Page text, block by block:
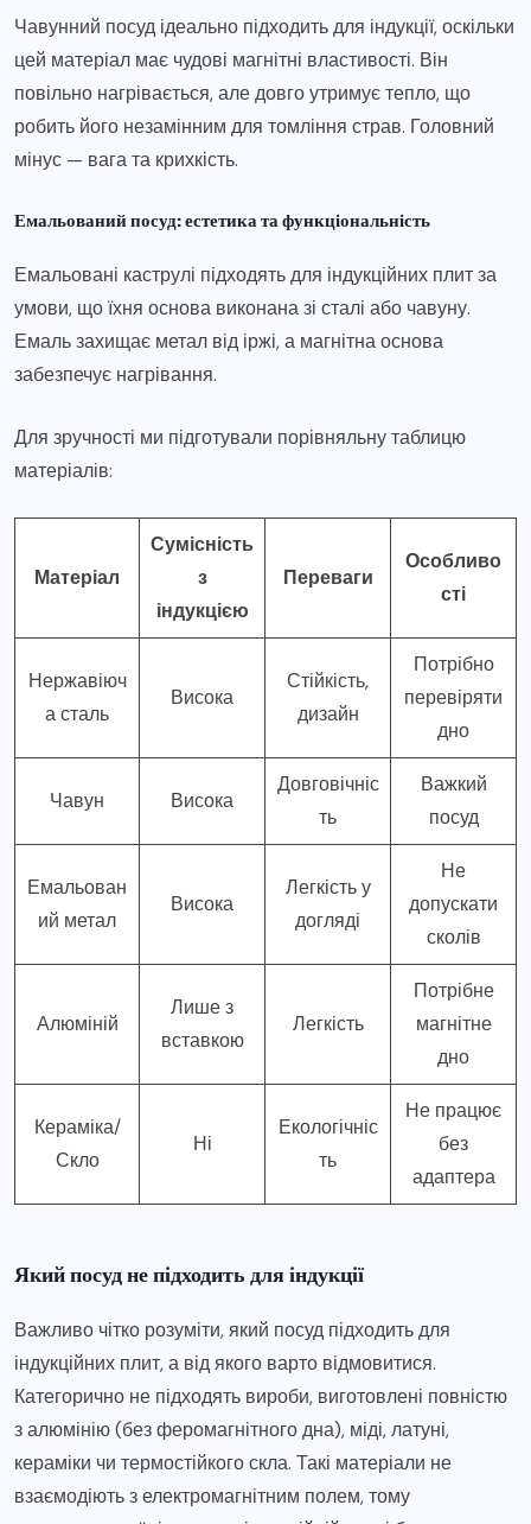
Чавунний посуд ідеально підходить для індукції, оскільки
цей матеріал має чудові магнітні властивості. Він
повільно нагрівається, але довго утримує тепло, що
робить його незамінним для томління страв. Головний
мінус — вага та крихкість.
Емальований посуд: естетика та функціональність
Емальовані каструлі підходять для індукційних плит за
умови, що їхня основа виконана зі сталі або чавуну.
Емаль захищає метал від іржі, а магнітна основа
забезпечує нагрівання.
Для зручності ми підготували порівняльну таблицю
матеріалів:
Матеріал
Сумісність
з
індукцією
Переваги
Особливо
сті
Нержавіюч
а сталь
Висока
Стійкість,
дизайн
Потрібно
перевіряти
дно
Чавун Висока
Довговічніс
ть
Важкий
посуд
Емальован
ий метал
Висока
Легкість у
догляді
Не
допускати
сколів
Алюміній
Лише з
вставкою
Легкість
Потрібне
магнітне
дно
Кераміка/
Скло
Ні
Екологічніс
ть
Не працює
без
адаптера
Який посуд не підходить для індукції
Важливо чітко розуміти, який посуд підходить для
індукційних плит, а від якого варто відмовитися.
Категорично не підходять вироби, виготовлені повністю
з алюмінію (без феромагнітного дна), міді, латуні,
кераміки чи термостійкого скла. Такі матеріали не
взаємодіють з електромагнітним полем, тому